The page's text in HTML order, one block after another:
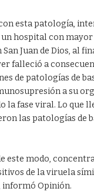
esta patología,
un hospital con
Juan de Dios, al
falleció a
de patologías de
a su
la fase viral. Lo que
las patologías de
este modo,
de la viruela
informó Opinión.